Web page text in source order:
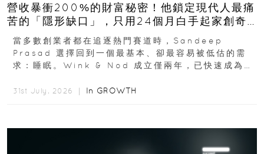
營收暴衝200%的財富秘密！他鎖定現代人最痛
苦的「隱形缺口」，只用24個月白手起家創奇
蹟
當多數創業者都在追逐熱門賽道時，Sandeep
Prasad 選擇回到一個最基本、卻最容易被低估的需
求：睡眠。Wink & Nod 成立僅兩年，已快速成為印
31st July, 2026 ｜ In GROWTH